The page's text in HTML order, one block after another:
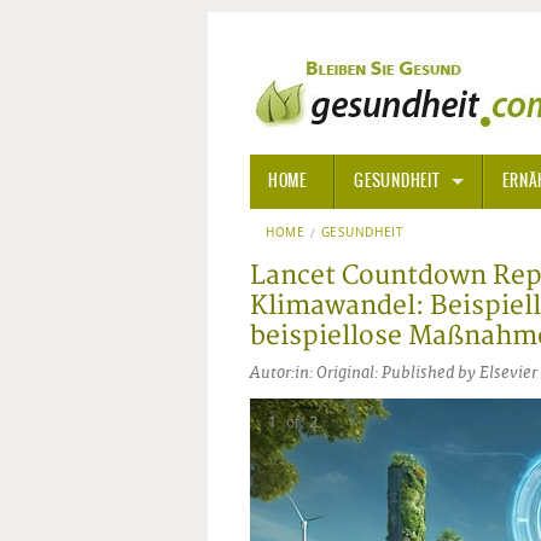
HOME GESUNDHEIT
ALLGEMEINE INFORMATIONEN
ALTERNATIVE HEILWEISEN
ALTERNATIVE MEDIZIN
ARZNEI- UND HEILMITTEL
GIFTSTOFFE
KRANKHEITEN VON A-Z ANGST
HOME GESUNDHEIT
Lancet Countdown
Klimawandel:
beispiellose
Autor:in: Original: Published by
1 of 2